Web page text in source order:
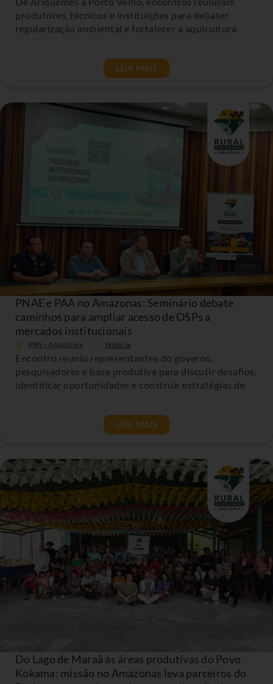
produtores, técnicos e instituições para debater
regularização ambiental e fortalecer a aquicultura
LEIA MAIS
PNAE e PAA no Amazonas: Seminário debate
caminhos para ampliar acesso de OSPs a
mercados institucionais
PRS - Amazônia Noticia
Encontro reuniu representantes do governo,
pesquisadores e base produtiva para discutir desafios,
identificar oportunidades e construir estratégias de
LEIA MAIS
Do Lago de Maraã às áreas produtivas do Povo
Kokama: missão no Amazonas leva parceiros do